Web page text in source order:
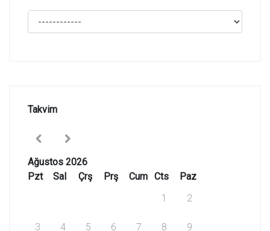
Takvim
Ağustos 2026
Pzt
Sal Çrş Prş Cum Cts
Paz
1
2
3 4 5 6 7 8 9